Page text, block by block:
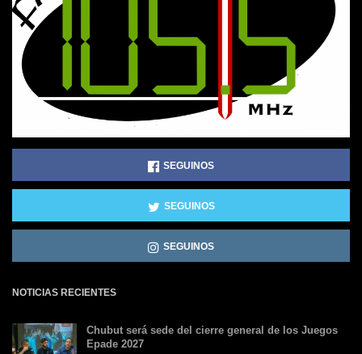
SEGUINOS
SEGUINOS
SEGUINOS
NOTICIAS RECIENTES
Chubut será sede del cierre general de los Juegos
Epade 2027